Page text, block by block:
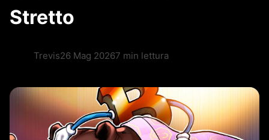
Stretto
Trevis26 Mag 20267 min lettura